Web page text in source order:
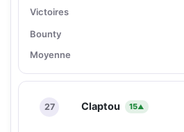
27 Claptou 15▲